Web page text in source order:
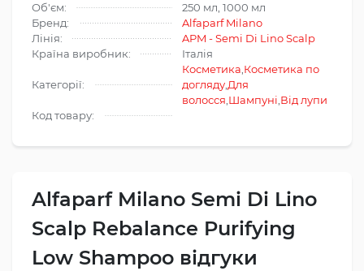
Об'єм:
250 мл, 1000 мл
Бренд:
Alfaparf Milano
Лінія:
APM - Semi Di Lino Scalp
Країна виробник:
Італія
Категорії:
Косметика,Косметика по
догляду,Для
волосся,Шампуні,Від лупи
Код товару:
Alfaparf Milano Semi Di Lino
Scalp Rebalance Purifying
Low Shampoo відгуки